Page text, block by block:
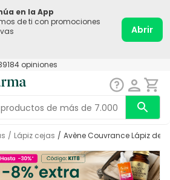
en la App
de ti con promociones
Abrir
opiniones
/ Lápiz cejas / Avène Couvrance Lápiz de